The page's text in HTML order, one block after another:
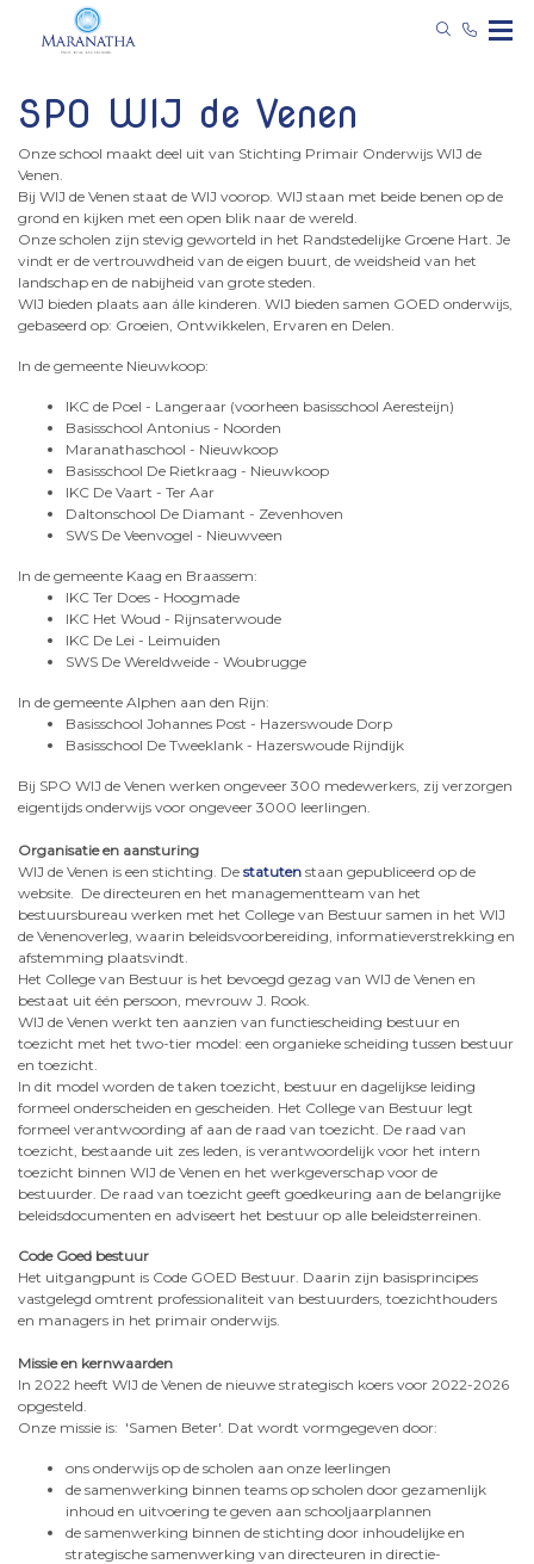
SPO WIJ de Venen
Onze school maakt deel uit van Stichting Primair Onderwijs WIJ de
Venen.
Bij WIJ de Venen staat de WIJ voorop. WIJ staan met beide benen op de
grond en kijken met een open blik naar de wereld.
Onze scholen zijn stevig geworteld in het Randstedelijke Groene Hart. Je
vindt er de vertrouwdheid van de eigen buurt, de weidsheid van het
landschap en de nabijheid van grote steden.
WIJ bieden plaats aan álle kinderen. WIJ bieden samen GOED onderwijs,
gebaseerd op: Groeien, Ontwikkelen, Ervaren en Delen.
In de gemeente Nieuwkoop:
IKC de Poel - Langeraar (voorheen basisschool Aeresteijn)
Basisschool Antonius - Noorden
Maranathaschool - Nieuwkoop
Basisschool De Rietkraag - Nieuwkoop
IKC De Vaart - Ter Aar
Daltonschool De Diamant - Zevenhoven
SWS De Veenvogel - Nieuwveen
In de gemeente Kaag en Braassem:
IKC Ter Does - Hoogmade
IKC Het Woud - Rijnsaterwoude
IKC De Lei - Leimuiden
SWS De Wereldweide - Woubrugge
In de gemeente Alphen aan den Rijn:
Basisschool Johannes Post - Hazerswoude Dorp
Basisschool De Tweeklank - Hazerswoude Rijndijk
Bij SPO WIJ de Venen werken ongeveer 300 medewerkers, zij verzorgen
eigentijds onderwijs voor ongeveer 3000 leerlingen.
Organisatie en aansturing
WIJ de Venen is een stichting. De statuten staan gepubliceerd op de
website. De directeuren en het managementteam van het
bestuursbureau werken met het College van Bestuur samen in het WIJ
de Venenoverleg, waarin beleidsvoorbereiding, informatieverstrekking en
afstemming plaatsvindt.
Het College van Bestuur is het bevoegd gezag van WIJ de Venen en
bestaat uit één persoon, mevrouw J. Rook.
WIJ de Venen werkt ten aanzien van functiescheiding bestuur en
toezicht met het two-tier model: een organieke scheiding tussen bestuur
en toezicht.
In dit model worden de taken toezicht, bestuur en dagelijkse leiding
formeel onderscheiden en gescheiden. Het College van Bestuur legt
formeel verantwoording af aan de raad van toezicht. De raad van
toezicht, bestaande uit zes leden, is verantwoordelijk voor het intern
toezicht binnen WIJ de Venen en het werkgeverschap voor de
bestuurder. De raad van toezicht geeft goedkeuring aan de belangrijke
beleidsdocumenten en adviseert het bestuur op alle beleidsterreinen.
Code Goed bestuur
Het uitgangpunt is Code GOED Bestuur. Daarin zijn basisprincipes
vastgelegd omtrent professionaliteit van bestuurders, toezichthouders
en managers in het primair onderwijs.
Missie en kernwaarden
In 2022 heeft WIJ de Venen de nieuwe strategisch koers voor 2022-2026
opgesteld.
Onze missie is: 'Samen Beter'. Dat wordt vormgegeven door:
ons onderwijs op de scholen aan onze leerlingen
de samenwerking binnen teams op scholen door gezamenlijk
inhoud en uitvoering te geven aan schooljaarplannen
de samenwerking binnen de stichting door inhoudelijke en
strategische samenwerking van directeuren in directie-